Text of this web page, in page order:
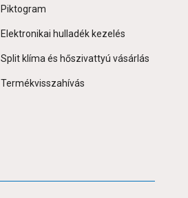
Piktogram
Elektronikai hulladék kezelés
Split klíma és hőszivattyú vásárlás
Termékvisszahívás